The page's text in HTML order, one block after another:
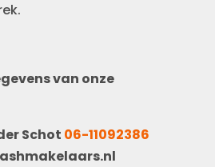
van onze
Schot 06-11092386